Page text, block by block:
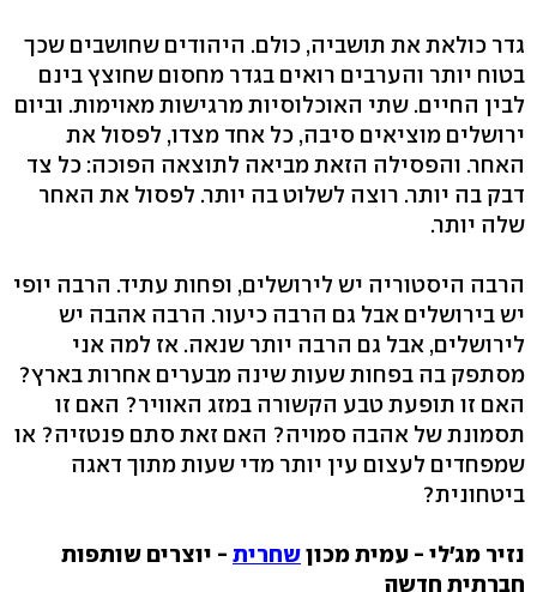
גדר כולאת את תושביה, כולם. היהודים שחושבים שכך
בטוח יותר והערבים רואים בגדר מחסום שחוצץ בינם
לבין החיים. שתי האוכלוסיות מרגישות מאוימות. וביום
ירושלים מוציאים סיבה, כל אחד מצדו, לפסול את
האחר. והפסילה הזאת מביאה לתוצאה הפוכה: כל צד
דבק בה יותר. רוצה לשלוט בה יותר. לפסול את האחר
שלה יותר.
הרבה היסטוריה יש לירושלים, ופחות עתיד. הרבה יופי
יש בירושלים אבל גם הרבה כיעור. הרבה אהבה יש
לירושלים, אבל גם הרבה יותר שנאה. אז למה אני
מסתפק בה בפחות שעות שינה מבערים אחרות בארץ?
האם זו תופעת טבע הקשורה במזג האוויר? האם זו
תסמונת של אהבה סמויה? האם זאת סתם פנטזיה? או
שמפחדים לעצום עין יותר מדי שעות מתוך דאגה
ביטחונית?
נזיר מג׳לי - עמית מכוןשחרית - יוצרים שותפות
חברתית חדשה